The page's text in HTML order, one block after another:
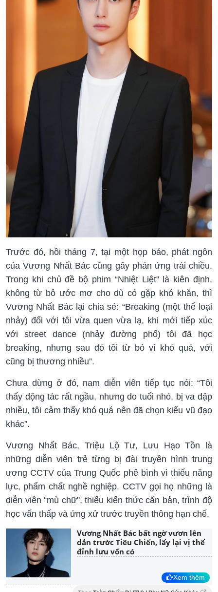
Trước đó, hồi tháng 7, tại một họp báo, phát ngôn
của Vương Nhất Bác cũng gây phản ứng trái chiều.
Trong khi chủ đề bộ phim “Nhiệt Liệt" là kiên định,
không từ bỏ ước mơ cho dù có gặp khó khăn, thì
Vương Nhất Bác lại chia sẻ: “Breaking (một thể loại
nhảy) đối với tôi vừa quen vừa lạ, khi mới tiếp xúc
với street dance (nhảy đường phố) tôi đã học
breaking, nhưng sau đó tôi từ bỏ vì khó quá, với
cũng bị thương nhiều”.
Chưa dừng ở đó, nam diễn viên tiếp tục nói: “Tôi
thấy động tác rất ngầu, nhưng do tuổi nhỏ, bị va đập
nhiều, tôi cảm thấy khó quá nên đã chọn kiểu vũ đạo
khác”.
Vương Nhất Bác, Triệu Lộ Tư, Lưu Hạo Tồn là
những diễn viên trẻ từng bị đài truyền hình trung
ương CCTV của Trung Quốc phê bình vì thiếu năng
lực, phẩm chất nghề nghiệp. CCTV gọi họ những là
diễn viên “mù chữ", thiếu kiến thức căn bản, trình độ
học vấn thấp và ứng xử trước truyền thông hạn chế.
Vương Nhất Bác bất ngờ vươn lên
dẫn trước Tiêu Chiến, lấy lại vị thế
đỉnh lưu vốn có
Xem thêm